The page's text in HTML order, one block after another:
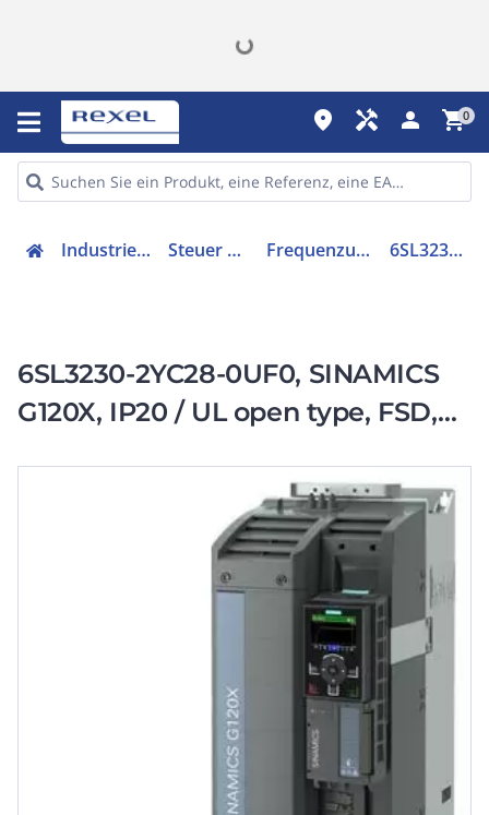
place handyman person shopping_cart0
Industriekomponenten Steuer & Regelgeräte Frequenzumrichter =< 1 kV 6SL32302YC280UF0
6SL3230-2YC28-0UF0, SINAMICS
G120X, IP20 / UL open type, FSD,